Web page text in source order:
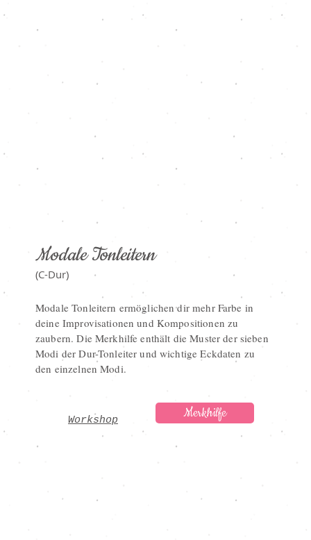
Modale Tonleitern
(C-Dur)
Modale Tonleitern ermöglichen dir mehr Farbe in
deine Improvisationen und Kompositionen zu
zaubern. Die Merkhilfe enthält die Muster der sieben
Modi der Dur-Tonleiter und wichtige Eckdaten zu
den einzelnen Modi.
Workshop Merkhilfe